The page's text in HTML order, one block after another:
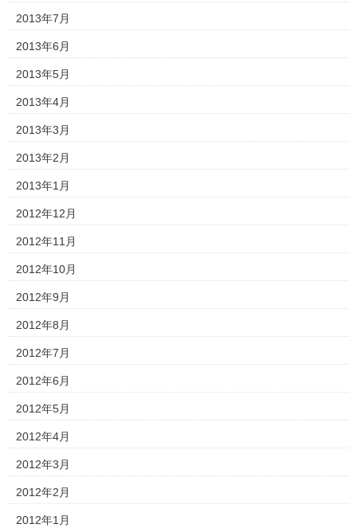
2013年7月
2013年6月
2013年5月
2013年4月
2013年3月
2013年2月
2013年1月
2012年12月
2012年11月
2012年10月
2012年9月
2012年8月
2012年7月
2012年6月
2012年5月
2012年4月
2012年3月
2012年2月
2012年1月